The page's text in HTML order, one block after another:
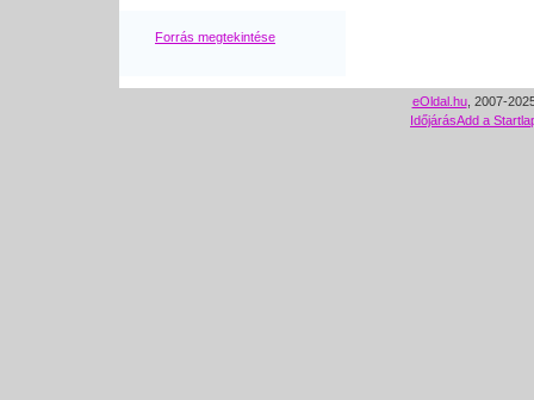
Forrás megtekintése
eOldal.hu, 2007-
IdőjárásAdd a